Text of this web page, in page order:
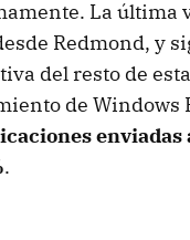
La última
Redmond, y
del resto de
de Windows
enviadas
.